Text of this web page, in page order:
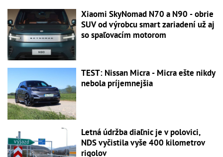
Xiaomi SkyNomad N70 a N90 - obrie
SUV od výrobcu smart zariadení už aj
so spaľovacím motorom
TEST: Nissan Micra - Micra ešte nikdy
nebola príjemnejšia
Letná údržba diaľnic je v polovici,
NDS vyčistila vyše 400 kilometrov
rigolov